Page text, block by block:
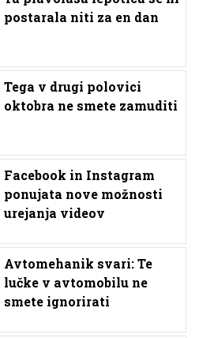
postarala niti za en dan
Tega v drugi polovici
oktobra ne smete zamuditi
Facebook in Instagram
ponujata nove možnosti
urejanja videov
Avtomehanik svari: Te
lučke v avtomobilu ne
smete ignorirati